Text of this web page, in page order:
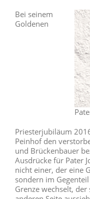
Bei seinem
Goldenen
Priesterjubiläum
Peinhof den
und Brückenbauer
Ausdrücke für Pater
nicht einer, der eine
sondern im
Grenze wechselt,